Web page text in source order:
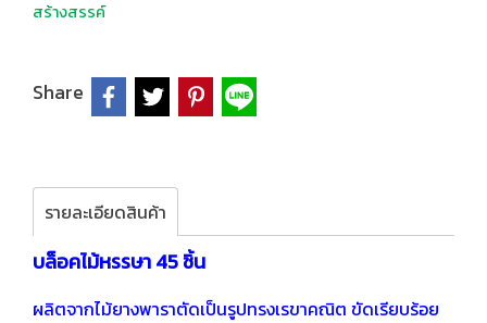
สร้างสรรค์
Share
รายละเอียดสินค้า
บล็อคไม้หรรษา 45 ชิ้น
ผลิตจากไม้ยางพาราตัดเป็นรูปทรงเรขาคณิต ขัดเรียบร้อย